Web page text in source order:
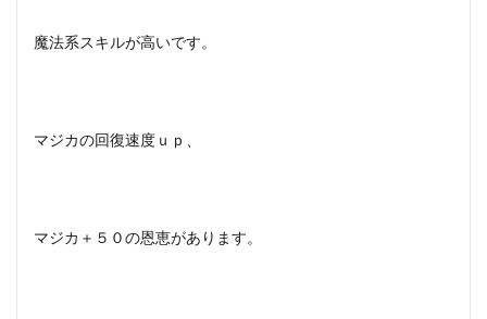
魔法系スキルが高いです。
マジカの回復速度ｕｐ、
マジカ＋５０の恩恵があります。